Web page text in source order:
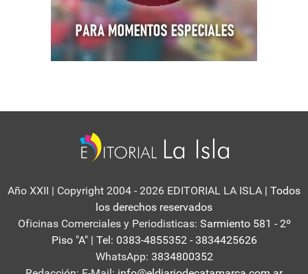
Año XXII | Copyright 2004 - 2026 EDITORIAL LA ISLA | Todos
los derechos reservados
Oficinas Comerciales y Periodisticas: Sarmiento 581 - 2º
Piso "A" | Tel: 0383-4855352 - 3834425626
WhatsApp: 3834800352